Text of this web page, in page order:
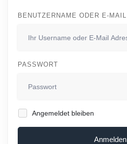
BENUTZERNAME ODER E-MAIL
PASSWORT
Angemeldet bleiben
Anmelden